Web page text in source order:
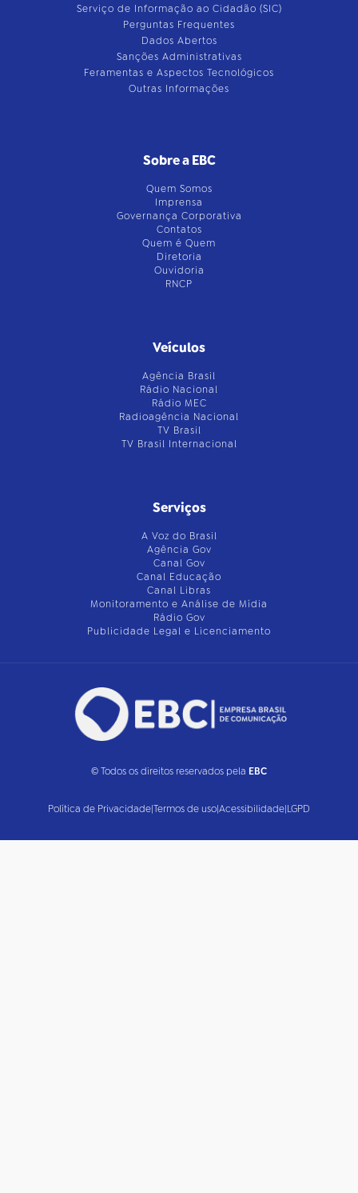
Serviço de Informação ao Cidadão (SIC)
Perguntas Frequentes
Dados Abertos
Sanções Administrativas
Feramentas e Aspectos Tecnológicos
Outras Informações
Sobre a EBC
Quem Somos
Imprensa
Governança Corporativa
Contatos
Quem é Quem
Diretoria
Ouvidoria
RNCP
Veículos
Agência Brasil
Rádio Nacional
Rádio MEC
Radioagência Nacional
TV Brasil
TV Brasil Internacional
Serviços
A Voz do Brasil
Agência Gov
Canal Gov
Canal Educação
Canal Libras
Monitoramento e Análise de Mídia
Rádio Gov
Publicidade Legal e Licenciamento
© Todos os direitos reservados pela EBC
Política de Privacidade|Termos de uso|Acessibilidade|LGPD